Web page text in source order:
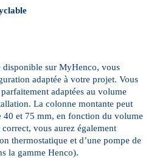
sur MyHenco, vous
adaptée à votre projet. Vous
adaptées au volume
La colonne montante peut
40 et 75 mm, en fonction du volume
vous aurez également
thermostatique et d’une pompe de
la gamme Henco).